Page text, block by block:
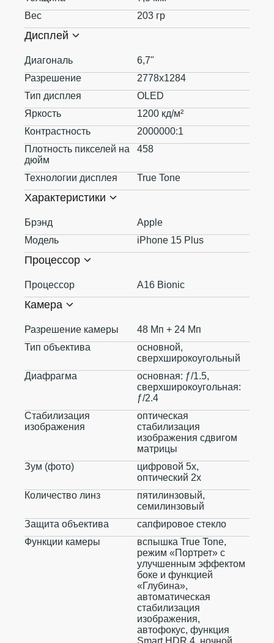
Вес
203 гр
Дисплей
Диагональ
6,7"
Разрешение
2778x1284
Тип дисплея
OLED
Яркость
1200 кд/м²
Контрастность
2000000:1
Плотность пикселей на
дюйм
458
Технологии дисплея True Tone
Характеристики
Брэнд
Apple
Модель
iPhone 15 Plus
Процессор
Процессор A16 Bionic
Камера
Разрешение камеры
48 Мп + 24 Мп
Тип объектива
основной,
сверхширокоугольный
Диафрагма
основная: ƒ/1.5,
сверхширокоугольная:
ƒ/2.4
Стабилизация
изображения
оптическая
стабилизация
изображения сдвигом
матрицы
Зум (фото)
цифровой 5x,
оптический 2x
Количество линз
пятилинзовый,
семилинзовый
Защита объектива
сапфировое стекло
Функции камеры
вспышка True Tone,
режим «Портрет» с
улучшенным эффектом
боке и функцией
«Глубина»,
автоматическая
стабилизация
изображения,
автофокус, функция
Smart HDR 4, ночной